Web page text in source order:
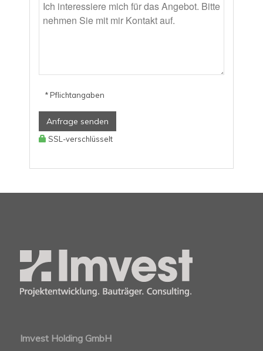
* Pflichtangaben
Anfrage senden
SSL-verschlüsselt
Imvest Holding GmbH